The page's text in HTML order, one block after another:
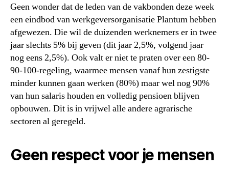
Geen wonder dat de leden van de vakbonden deze week
een eindbod van werkgeversorganisatie Plantum hebben
afgewezen. Die wil de duizenden werknemers er in twee
jaar slechts 5% bij geven (dit jaar 2,5%, volgend jaar
nog eens 2,5%). Ook valt er niet te praten over een 80-
90-100-regeling, waarmee mensen vanaf hun zestigste
minder kunnen gaan werken (80%) maar wel nog 90%
van hun salaris houden en volledig pensioen blijven
opbouwen. Dit is in vrijwel alle andere agrarische
sectoren al geregeld.
Geen respect voor je mensen